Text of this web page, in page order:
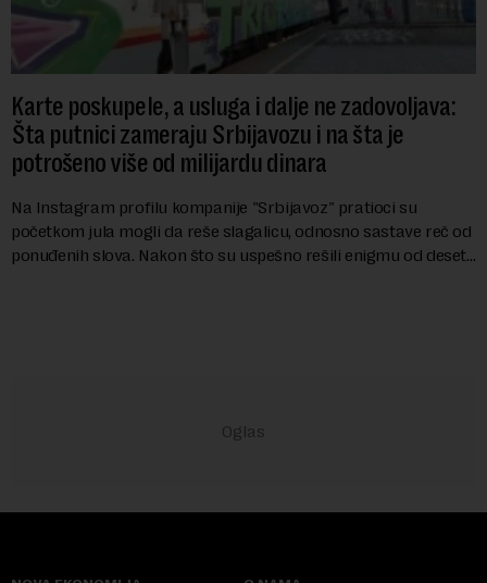
Karte poskupele, a usluga i dalje ne zadovoljava:
Šta putnici zameraju Srbijavozu i na šta je
potrošeno više od milijardu dinara
Na Instagram profilu kompanije "Srbijavoz" pratioci su
početkom jula mogli da reše slagalicu, odnosno sastave reč od
ponuđenih slova. Nakon što su uspešno rešili enigmu od deset